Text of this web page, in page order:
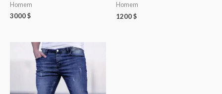
Homem
3000$
Homem
1200$